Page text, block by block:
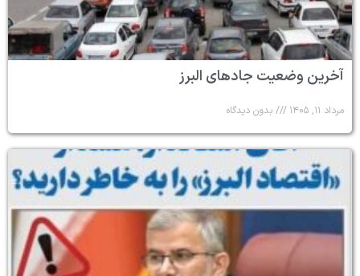
آخرین وضعیت جادهای البرز
مرداد ۱۱, ۱۴۰۵ بدون دیدگاه